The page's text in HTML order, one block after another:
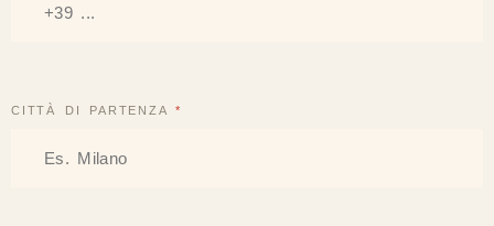
CITTÀ DI PARTENZA*